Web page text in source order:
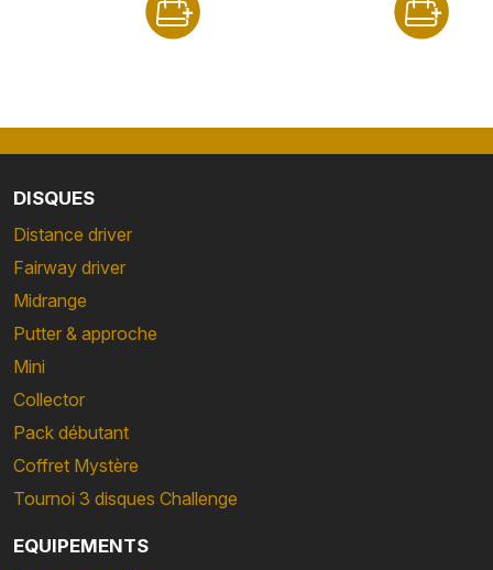
DISQUES
Distance driver
Fairway driver
Midrange
Putter & approche
Mini
Collector
Pack débutant
Coffret Mystère
Tournoi 3 disques Challenge
EQUIPEMENTS